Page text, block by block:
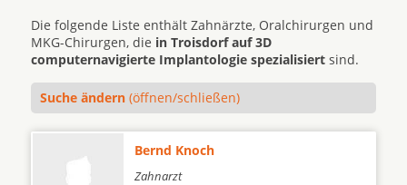
Die folgende Liste enthält Zahnärzte, Oralchirurgen und
MKG-Chirurgen, die in Troisdorf auf 3D
computernavigierte Implantologie spezialisiert sind.
Suche ändern (öffnen/schließen)
Bernd Knoch
Zahnarzt